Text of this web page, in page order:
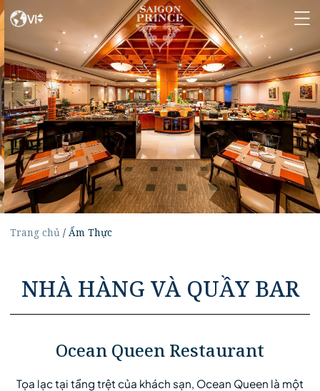
VI
Trang chủ/ Ẩm Thực
NHÀ HÀNG VÀ QUẦY BAR
Ocean Queen Restaurant
Tọa lạc tại tầng trệt của khách sạn, Ocean Queen là một